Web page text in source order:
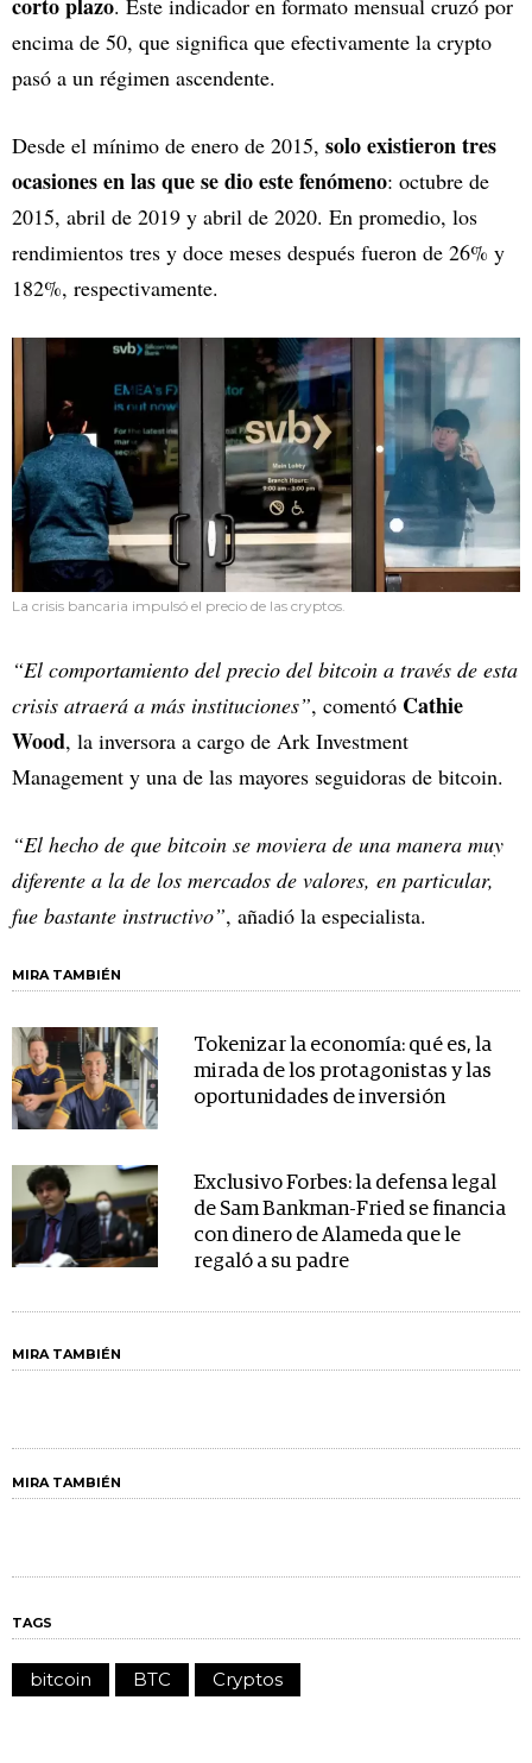
corto plazo. Este indicador en formato mensual cruzó por
encima de 50, que significa que efectivamente la crypto
pasó a un régimen ascendente.
Desde el mínimo de enero de 2015, solo existieron tres
ocasiones en las que se dio este fenómeno: octubre de
2015, abril de 2019 y abril de 2020. En promedio, los
rendimientos tres y doce meses después fueron de 26% y
182%, respectivamente.
La crisis bancaria impulsó el precio de las cryptos.
“El comportamiento del precio del bitcoin a través de esta
crisis atraerá a más instituciones”, comentó Cathie
Wood, la inversora a cargo de Ark Investment
Management y una de las mayores seguidoras de bitcoin.
“El hecho de que bitcoin se moviera de una manera muy
diferente a la de los mercados de valores, en particular,
fue bastante instructivo”, añadió la especialista.
MIRA TAMBIÉN
Tokenizar la economía: qué es, la
mirada de los protagonistas y las
oportunidades de inversión
Exclusivo Forbes: la defensa legal
de Sam Bankman-Fried se financia
con dinero de Alameda que le
regaló a su padre
MIRA TAMBIÉN
MIRA TAMBIÉN
TAGS
bitcoin BTC Cryptos